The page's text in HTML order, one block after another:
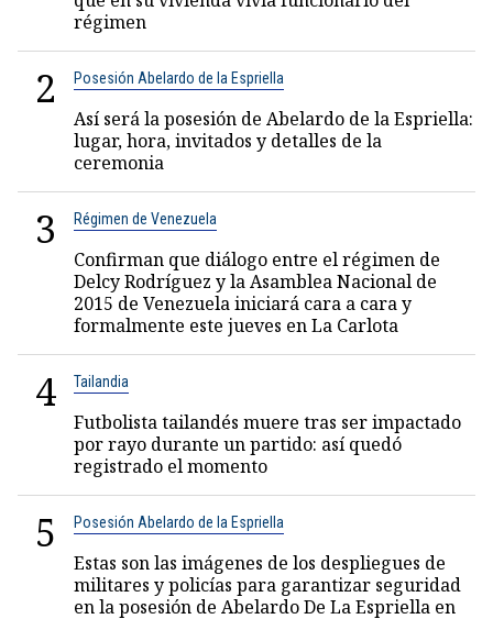
régimen
2 Posesión Abelardo de la Espriella
Así será la posesión de Abelardo de la Espriella:
lugar, hora, invitados y detalles de la
ceremonia
3 Régimen de Venezuela
Confirman que diálogo entre el régimen de
Delcy Rodríguez y la Asamblea Nacional de
2015 de Venezuela iniciará cara a cara y
formalmente este jueves en La Carlota
4 Tailandia
Futbolista tailandés muere tras ser impactado
por rayo durante un partido: así quedó
registrado el momento
5 Posesión Abelardo de la Espriella
Estas son las imágenes de los despliegues de
militares y policías para garantizar seguridad
en la posesión de Abelardo De La Espriella en